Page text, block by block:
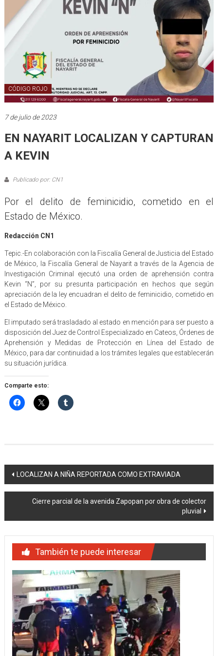
CÓDIGO ROJO
7 de julio de 2023
EN NAYARIT LOCALIZAN Y CAPTURAN
A KEVIN
Publicado por: CN1
Por el delito de feminicidio, cometido en el
Estado de México.
Redacción CN1
Tepic.-En colaboración con la Fiscalía General de Justicia del Estado
de México, la Fiscalía General de Nayarit a través de la Agencia de
Investigación Criminal ejecutó una orden de aprehensión contra
Kevin “N”, por su presunta participación en hechos que según
apreciación de la ley encuadran el delito de feminicidio, cometido en
el Estado de México.
El imputado será trasladado al estado en mención para ser puesto a
disposición del Juez de Control Especializado en Cateos, Órdenes de
Aprehensión y Medidas de Protección en Línea del Estado de
México, para dar continuidad a los trámites legales que establecerán
su situación jurídica.
Comparte esto:
Navegación
de
entradas
LOCALIZAN A NIÑA REPORTADA COMO EXTRAVIADA
Cierre parcial de la avenida Zapopan por obra de colector
pluvial
También te puede interesar